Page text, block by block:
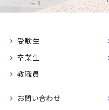
受験生
卒業生
教職員
お問い合わせ